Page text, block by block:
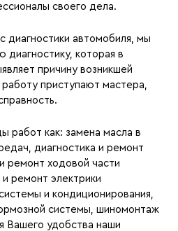
своего дела.
диагностики автомобиля, мы
которая в
причину возникшей
приступают мастера,
работ как: замена масла в
диагностика и ремонт
ремонт ходовой части
ремонт электрики
и кондиционирования,
системы, шиномонтаж
Вашего удобства наши